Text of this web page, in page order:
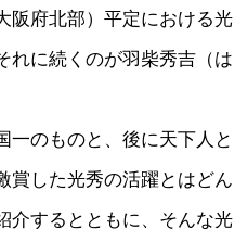
阪府北部）平定における光
れに続くのが羽柴秀吉（は
一のものと、後に天下人と
賞した光秀の活躍とはどん
介するとともに、そんな光